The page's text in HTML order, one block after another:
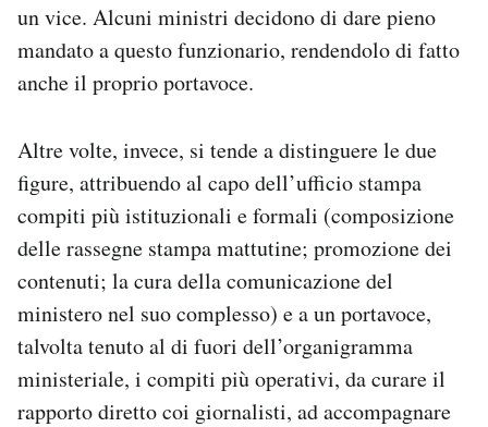
un vice. Alcuni ministri decidono di dare pieno
mandato a questo funzionario, rendendolo di fatto
anche il proprio portavoce.
Altre volte, invece, si tende a distinguere le due
figure, attribuendo al capo dell’ufficio stampa
compiti più istituzionali e formali (composizione
delle rassegne stampa mattutine; promozione dei
contenuti; la cura della comunicazione del
ministero nel suo complesso) e a un portavoce,
talvolta tenuto al di fuori dell’organigramma
ministeriale, i compiti più operativi, da curare il
rapporto diretto coi giornalisti, ad accompagnare